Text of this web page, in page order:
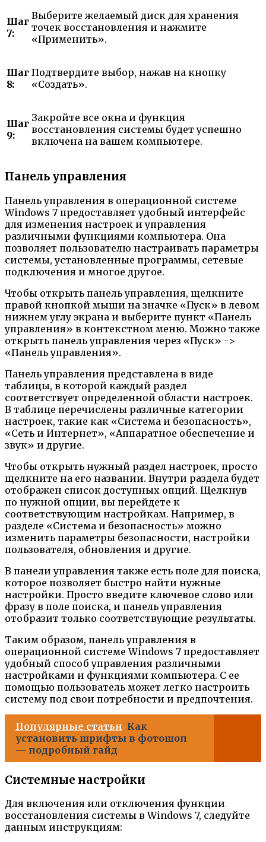
Шаг
7:
Выберите желаемый диск для хранения
точек восстановления и нажмите
«Применить».
Шаг
8:
Подтвердите выбор, нажав на кнопку
«Создать».
Шаг
9:
Закройте все окна и функция
восстановления системы будет успешно
включена на вашем компьютере.
Панель управления
Панель управления в операционной системе
Windows 7 предоставляет удобный интерфейс
для изменения настроек и управления
различными функциями компьютера. Она
позволяет пользователю настраивать параметры
системы, установленные программы, сетевые
подключения и многое другое.
Чтобы открыть панель управления, щелкните
правой кнопкой мыши на значке «Пуск» в левом
нижнем углу экрана и выберите пункт «Панель
управления» в контекстном меню. Можно также
открыть панель управления через «Пуск» ->
«Панель управления».
Панель управления представлена в виде
таблицы, в которой каждый раздел
соответствует определенной области настроек.
В таблице перечислены различные категории
настроек, такие как «Система и безопасность»,
«Сеть и Интернет», «Аппаратное обеспечение и
звук» и другие.
Чтобы открыть нужный раздел настроек, просто
щелкните на его названии. Внутри раздела будет
отображен список доступных опций. Щелкнув
по нужной опции, вы перейдете к
соответствующим настройкам. Например, в
разделе «Система и безопасность» можно
изменить параметры безопасности, настройки
пользователя, обновления и другие.
В панели управления также есть поле для поиска,
которое позволяет быстро найти нужные
настройки. Просто введите ключевое слово или
фразу в поле поиска, и панель управления
отобразит только соответствующие результаты.
Таким образом, панель управления в
операционной системе Windows 7 предоставляет
удобный способ управления различными
настройками и функциями компьютера. С ее
помощью пользователь может легко настроить
систему под свои потребности и предпочтения.
Популярные статьи Как
установить шрифты в фотошоп
— подробный гайд
Системные настройки
Для включения или отключения функции
восстановления системы в Windows 7, следуйте
данным инструкциям: